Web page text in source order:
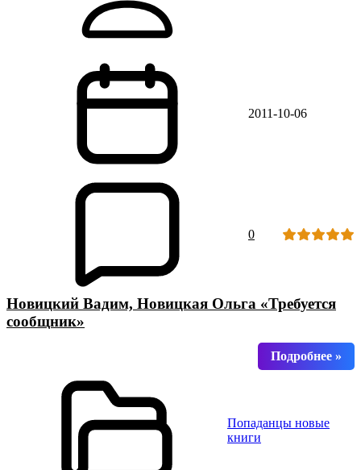
2011-10-06
0
Новицкий Вадим, Новицкая Ольга «Требуется
сообщник»
Попаданцы новые
книги